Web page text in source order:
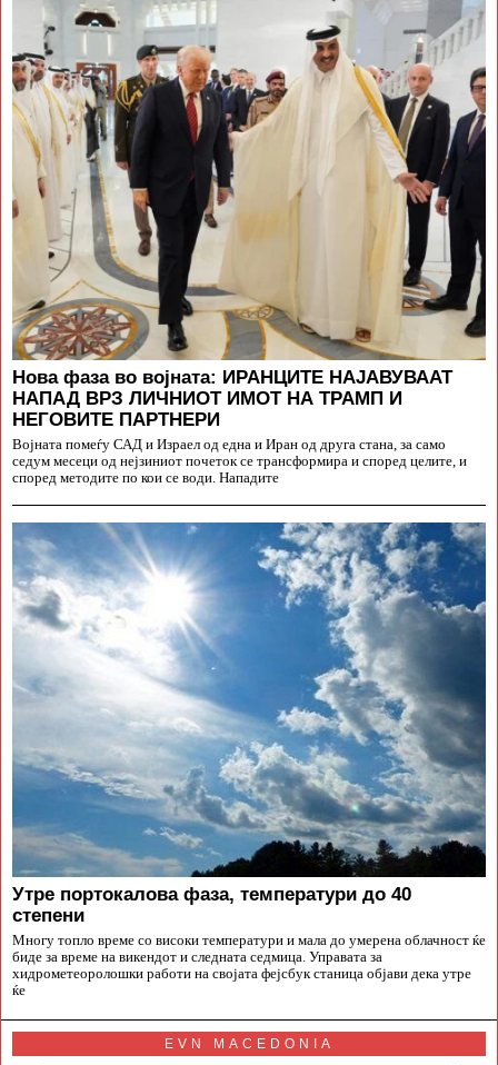
Нова фаза во војната: ИРАНЦИТЕ НАЈАВУВААТ
НАПАД ВРЗ ЛИЧНИОТ ИМОТ НА ТРАМП И
НЕГОВИТЕ ПАРТНЕРИ
Војната помеѓу САД и Израел од една и Иран од друга стана, за само
седум месеци од нејзиниот почеток се трансформира и според целите, и
според методите по кои се води. Нападите
Утре портокалова фаза, температури до 40
степени
Многу топло време со високи температури и мала до умерена облачност ќе
биде за време на викендот и следната седмица. Управата за
хидрометеоролошки работи на својата фејсбук станица објави дека утре
ќе
EVN MACEDONIA